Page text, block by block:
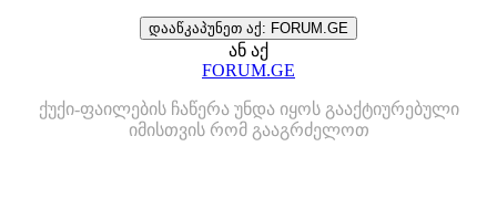
დააწკაპუნეთ აქ: FORUM.GE
ან აქ
FORUM.GE
ქუქი-ფაილების ჩაწერა უნდა იყოს გააქტიურებული
იმისთვის რომ გააგრძელოთ